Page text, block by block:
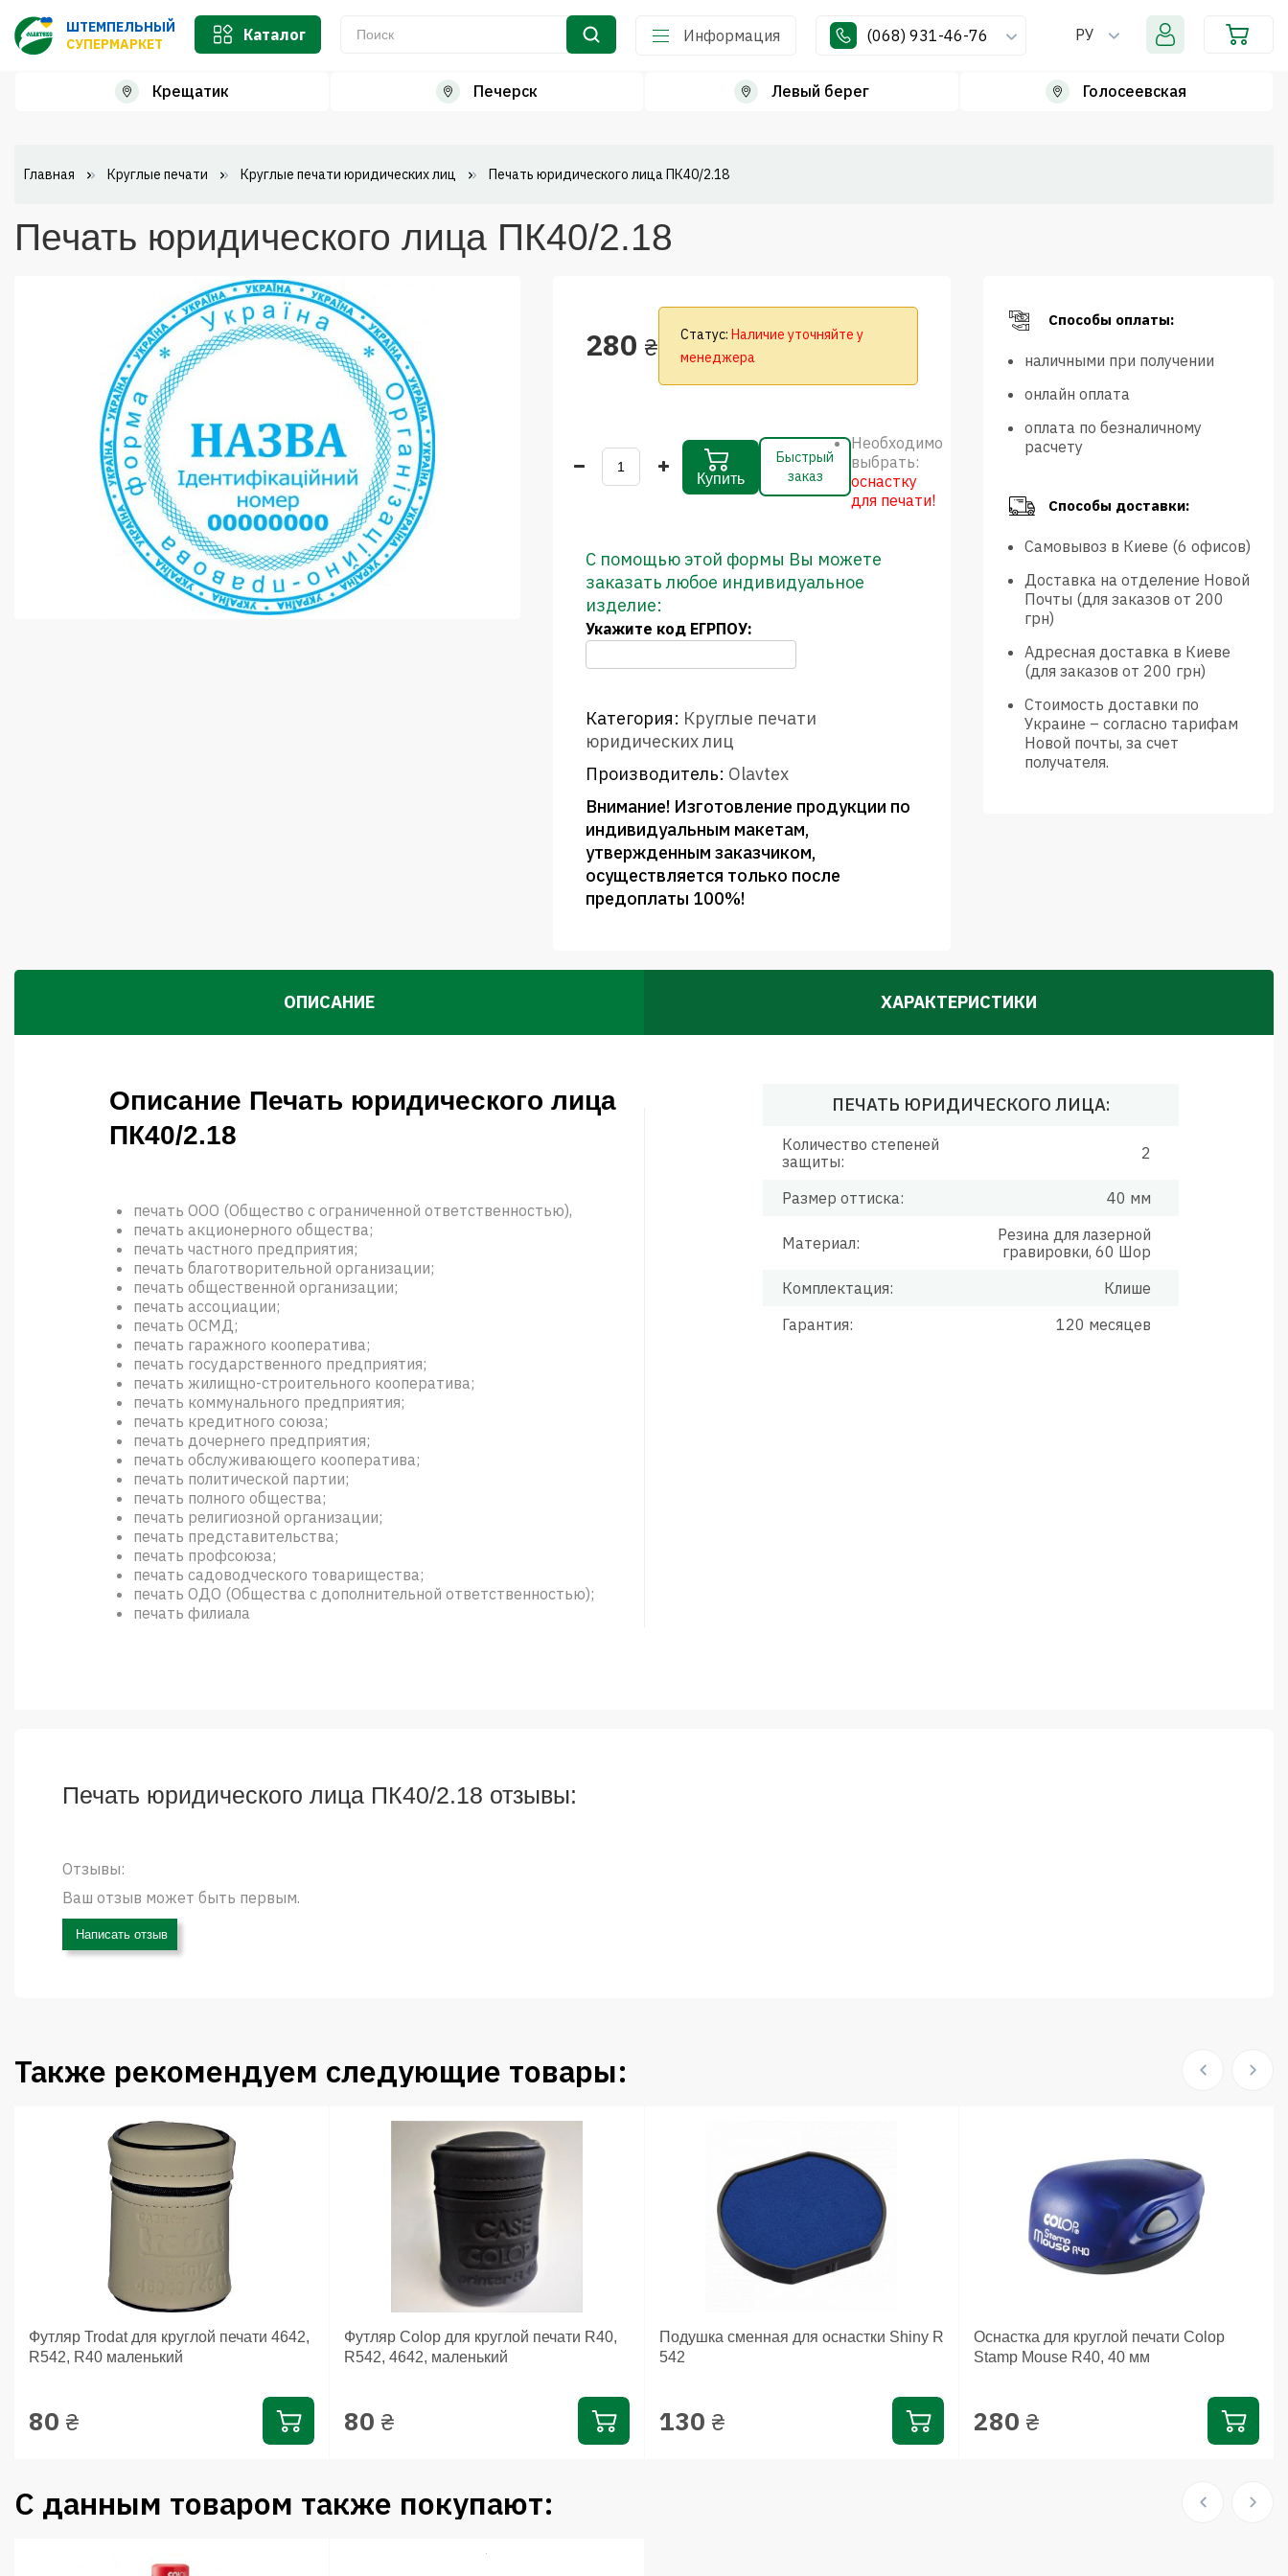
ШТЕМПЕЛЬНЫЙ
СУПЕРМАРКЕТ
Каталог Информация (068) 931-46-76 РУ
Крещатик Печерск Левый берег Голосеевская
Главная Круглые печати Круглые печати юридических лиц Печать юридического лица ПК40/2.18
Печать юридического лица ПК40/2.18
280 ₴ Статус: Наличие уточняйте у
менеджера
Купить
Быстрый
заказ
Необходимо
выбрать:
оснастку
для печати!
С помощью этой формы Вы можете
заказать любое индивидуальное
изделие:
Укажите код ЕГРПОУ:
Категория: Круглые печати
юридических лиц
Производитель: Olavtex
Внимание! Изготовление продукции по
индивидуальным макетам,
утвержденным заказчиком,
осуществляется только после
предоплаты 100%!
Способы оплаты:
наличными при получении
онлайн оплата
оплата по безналичному
расчету
Способы доставки:
Самовывоз в Киеве (6 офисов)
Доставка на отделение Новой
Почты (для заказов от 200
грн)
Адресная доставка в Киеве
(для заказов от 200 грн)
Стоимость доставки по
Украине – согласно тарифам
Новой почты, за счет
получателя.
ОПИСАНИЕ
Описание Печать юридического лица
ПК40/2.18
печать ООО (Общество с ограниченной ответственностью),
печать акционерного общества;
печать частного предприятия;
печать благотворительной организации;
печать общественной организации;
печать ассоциации;
печать ОСМД;
печать гаражного кооператива;
печать государственного предприятия;
печать жилищно-строительного кооператива;
печать коммунального предприятия;
печать кредитного союза;
печать дочернего предприятия;
печать обслуживающего кооператива;
печать политической партии;
печать полного общества;
печать религиозной организации;
печать представительства;
печать профсоюза;
печать садоводческого товарищества;
печать ОДО (Общества с дополнительной ответственностью);
печать филиала
ХАРАКТЕРИСТИКИ
ПЕЧАТЬ ЮРИДИЧЕСКОГО ЛИЦА:
Количество степеней
защиты:
2
Размер оттиска: 40 мм
Материал:
Резина для лазерной
гравировки, 60 Шор
Комплектация:
Клише
Гарантия:
120 месяцев
Печать юридического лица ПК40/2.18 отзывы:
Отзывы:
Ваш отзыв может быть первым.
Написать отзыв
Также рекомендуем следующие товары:
Футляр Trodat для круглой печати 4642,
R542, R40 маленький
80 ₴
Футляр Colop для круглой печати R40,
R542, 4642, маленький
80 ₴
Подушка сменная для оснастки Shiny R
542
130 ₴
Оснастка для круглой печати Colop
Stamp Mouse R40, 40 мм
280 ₴
С данным товаром также покупают: